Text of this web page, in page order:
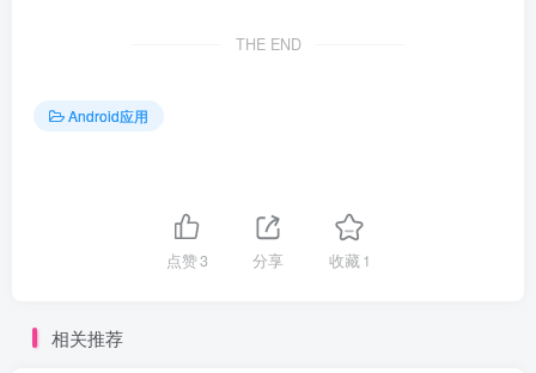
THE END
Android应用
点赞3 分享 收藏1
相关推荐